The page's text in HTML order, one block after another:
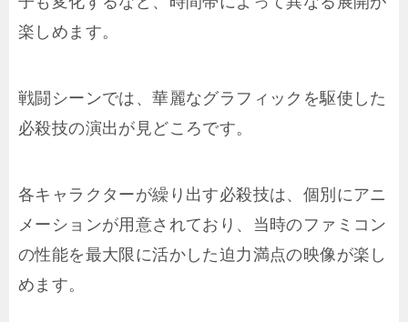
楽しめます。
戦闘シーンでは、華麗なグラフィックを駆使した
必殺技の演出が見どころです。
各キャラクターが繰り出す必殺技は、個別にアニ
メーションが用意されており、当時のファミコン
の性能を最大限に活かした迫力満点の映像が楽し
めます。